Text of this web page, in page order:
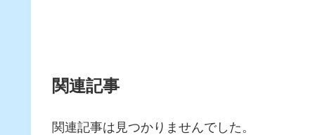
関連記事
関連記事は見つかりませんでした。